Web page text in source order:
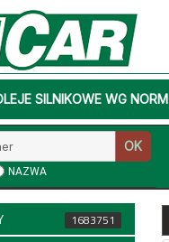
SILNIKOWE WG NORM
OK
NAZWA
1683751